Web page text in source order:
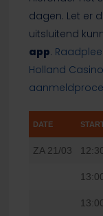
dagen. Let er
uitsluitend
app.
Holland
DATE
ZA 21/03